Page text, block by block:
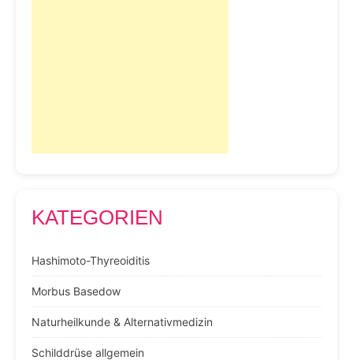
KATEGORIEN
Hashimoto-Thyreoiditis
Morbus Basedow
Naturheilkunde & Alternativmedizin
Schilddrüse allgemein